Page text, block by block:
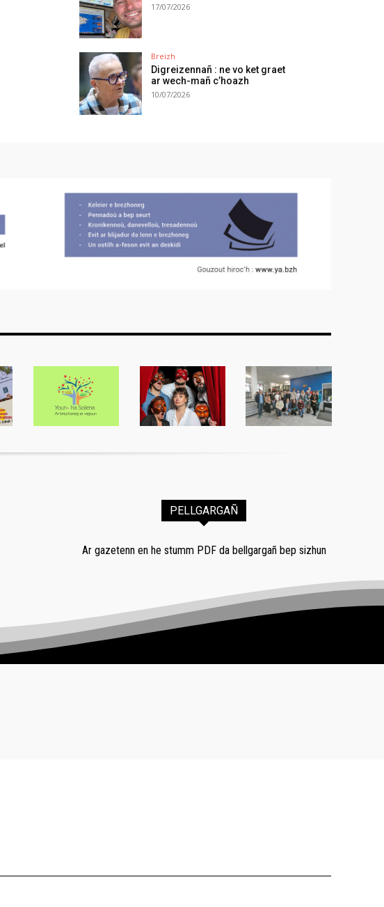
17/07/2026
Breizh
Digreizennañ : ne vo ket graet
ar wech-mañ c’hoazh
10/07/2026
PELLGARGAÑ
Ar gazetenn en he stumm PDF da bellgargañ bep sizhun